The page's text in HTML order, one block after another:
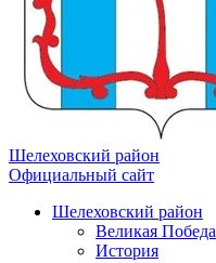
Шелеховский район
Официальный сайт
Шелеховский район
Великая Победа
История